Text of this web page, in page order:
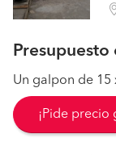
Un galpon de 15
¡Pide precio